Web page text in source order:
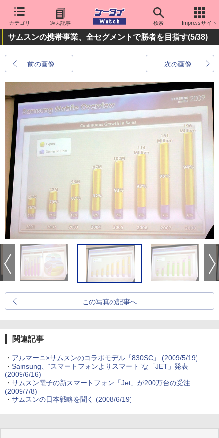
カテゴリ 過去記事 検索 Impressサイト
サムスンの携帯事業、全セグメントで勝者を目指す(5/38)
前の画像 次の画像
この写真の記事へ
関連記事
・ アルマーニ×サムスンのコラボモデル「830SC」
(2009/5/19)
・ Samsung、“スマートフォンよりスマート”な「JET」発表
(2009/6/16)
・ サムスン電子の新スマートフォン「Jet」が200万台の受注
(2009/7/8)
・ サムスンの日本戦略を聞く (2008/6/19)